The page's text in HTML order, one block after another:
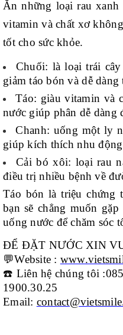
Ăn những loại rau
vitamin và chất xơ
tốt cho sức khỏe.
Chuối: là loại trái
giảm táo bón và dễ dàng
Táo: giàu vitamin và
nước giúp phân dễ dàng
Chanh: uống một ly
giúp kích thích nhu
Cải bó xôi: loại rau
điều trị nhiều bệnh về
Táo bón là triệu chứng
bạn sẽ chẳng muốn
uống nước để chăm sóc
ĐỂ ĐẶT NƯỚC XIN
💬Website :
☎ Liên hệ chúng tôi
1900.30.25
Email: